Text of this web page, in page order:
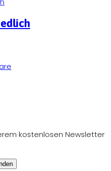
kostenlosen Newsletter